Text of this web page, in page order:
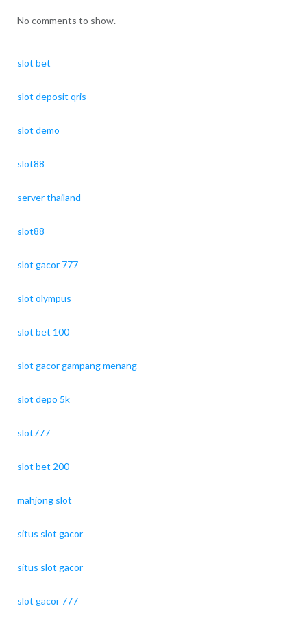
No comments to show.
slot bet
slot deposit qris
slot demo
slot88
server thailand
slot88
slot gacor 777
slot olympus
slot bet 100
slot gacor gampang menang
slot depo 5k
slot777
slot bet 200
mahjong slot
situs slot gacor
situs slot gacor
slot gacor 777